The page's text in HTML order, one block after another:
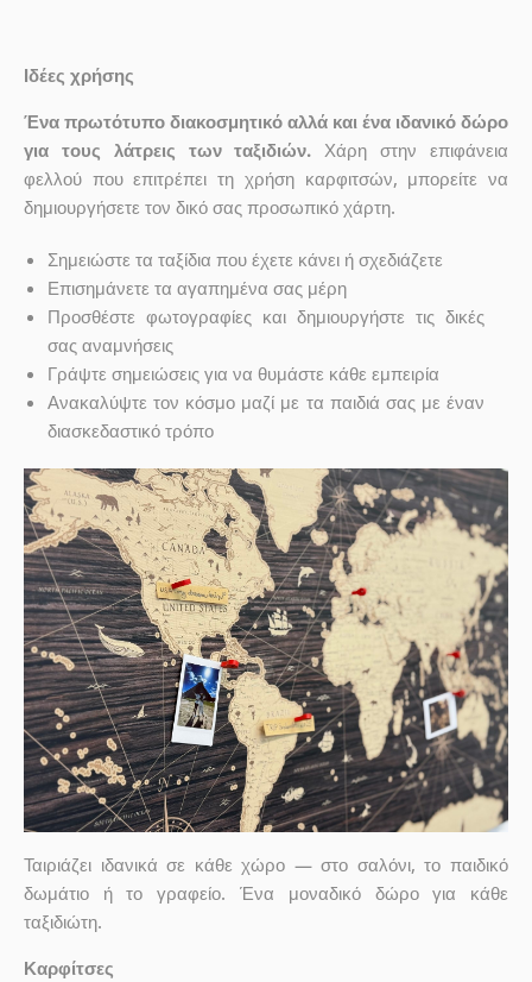
Ιδέες χρήσης
Ένα πρωτότυπο διακοσμητικό αλλά και ένα ιδανικό δώρο
για τους λάτρεις των ταξιδιών. Χάρη στην επιφάνεια
φελλού που επιτρέπει τη χρήση καρφιτσών, μπορείτε να
δημιουργήσετε τον δικό σας προσωπικό χάρτη.
Σημειώστε τα ταξίδια που έχετε κάνει ή σχεδιάζετε
Επισημάνετε τα αγαπημένα σας μέρη
Προσθέστε φωτογραφίες και δημιουργήστε τις δικές
σας αναμνήσεις
Γράψτε σημειώσεις για να θυμάστε κάθε εμπειρία
Ανακαλύψτε τον κόσμο μαζί με τα παιδιά σας με έναν
διασκεδαστικό τρόπο
Ταιριάζει ιδανικά σε κάθε χώρο — στο σαλόνι, το παιδικό
δωμάτιο ή το γραφείο. Ένα μοναδικό δώρο για κάθε
ταξιδιώτη.
Καρφίτσες